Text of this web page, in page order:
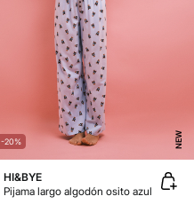
-20% NEW
HI&BYE
Pijama largo algodón osito azul